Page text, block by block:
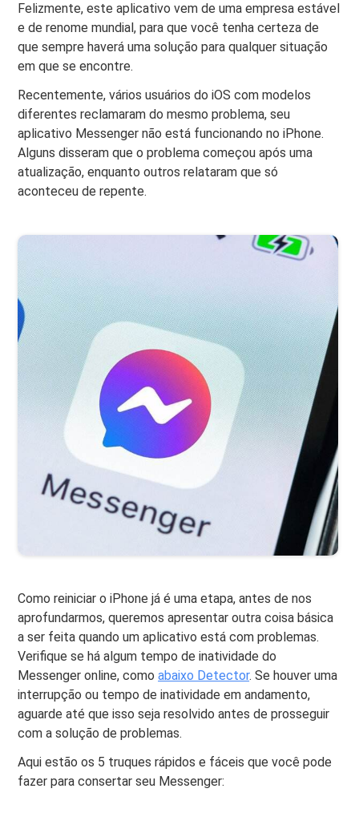
Felizmente, este aplicativo vem de uma empresa estável
e de renome mundial, para que você tenha certeza de
que sempre haverá uma solução para qualquer situação
em que se encontre.
Recentemente, vários usuários do iOS com modelos
diferentes reclamaram do mesmo problema, seu
aplicativo Messenger não está funcionando no iPhone.
Alguns disseram que o problema começou após uma
atualização, enquanto outros relataram que só
aconteceu de repente.
Como reiniciar o iPhone já é uma etapa, antes de nos
aprofundarmos, queremos apresentar outra coisa básica
a ser feita quando um aplicativo está com problemas.
Verifique se há algum tempo de inatividade do
Messenger online, comoabaixo Detector. Se houver uma
interrupção ou tempo de inatividade em andamento,
aguarde até que isso seja resolvido antes de prosseguir
com a solução de problemas.
Aqui estão os 5 truques rápidos e fáceis que você pode
fazer para consertar seu Messenger: